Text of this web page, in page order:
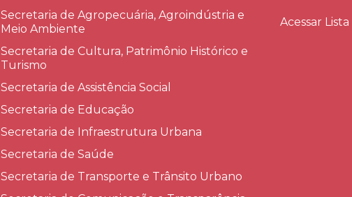
Secretaria de Agropecuária, Agroindústria e
Meio Ambiente
Secretaria de Cultura, Patrimônio Histórico e
Turismo
Secretaria de Assistência Social
Secretaria de Educação
Secretaria de Infraestrutura Urbana
Secretaria de Saúde
Secretaria de Transporte e Trânsito Urbano
Acessar Lista